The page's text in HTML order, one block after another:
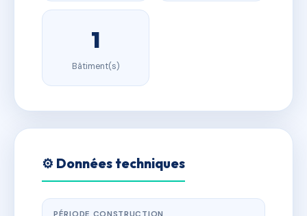
1
Bâtiment(s)
⚙️ Données techniques